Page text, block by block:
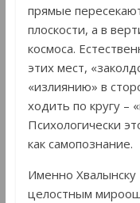
прямые
плоскости, а в
космоса.
этих мест,
«излиянию» в
ходить по кругу –
Психологически
как самопознание.
Именно Хвалынску
целостным